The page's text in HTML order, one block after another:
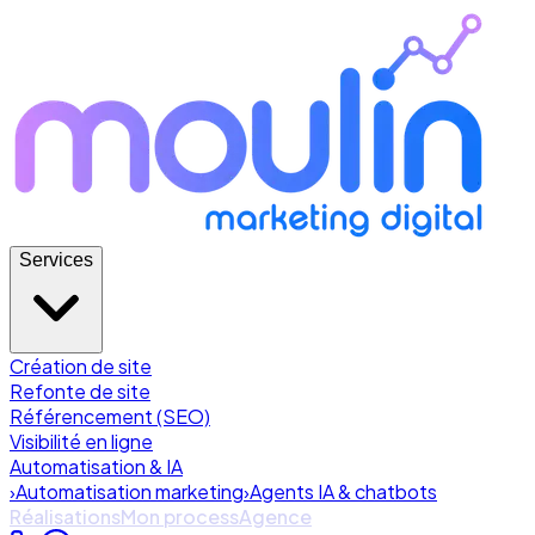
Services
Création de site
Refonte de site
Référencement (SEO)
Visibilité en ligne
Automatisation & IA
›Automatisation marketing›Agents IA & chatbots
RéalisationsMon processAgence